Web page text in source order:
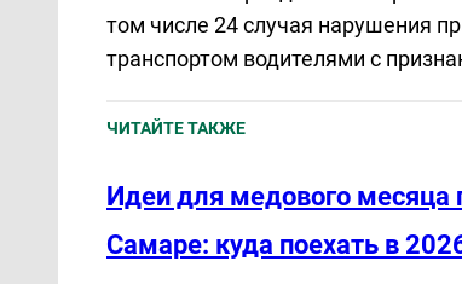
том числе 24 случая нарушения
транспортом водителями с
ЧИТАЙТЕ ТАКЖЕ
Идеи для медового месяца
Самаре: куда поехать в